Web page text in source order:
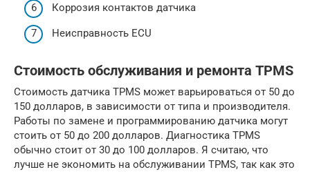
Коррозия контактов датчика
Неисправность ECU
Стоимость обслуживания и ремонта TPMS
Стоимость датчика TPMS может варьироваться от 50 до
150 долларов, в зависимости от типа и производителя.
Работы по замене и программированию датчика могут
стоить от 50 до 200 долларов. Диагностика TPMS
обычно стоит от 30 до 100 долларов. Я считаю, что
лучше не экономить на обслуживании TPMS, так как это